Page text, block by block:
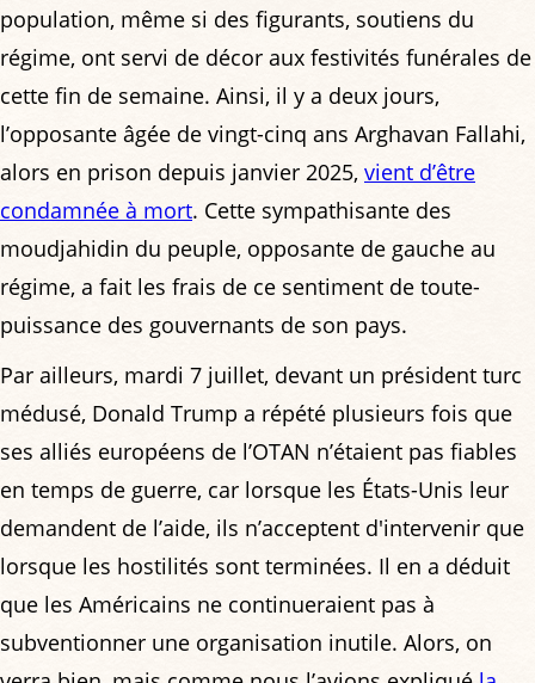
population, même si des figurants, soutiens du
régime, ont servi de décor aux festivités funérales de
cette fin de semaine. Ainsi, il y a deux jours,
l’opposante âgée de vingt-cinq ans Arghavan Fallahi,
alors en prison depuis janvier 2025, vient d’être
condamnée à mort. Cette sympathisante des
moudjahidin du peuple, opposante de gauche au
régime, a fait les frais de ce sentiment de toute-
puissance des gouvernants de son pays.
Par ailleurs, mardi 7 juillet, devant un président turc
médusé, Donald Trump a répété plusieurs fois que
ses alliés européens de l’OTAN n’étaient pas fiables
en temps de guerre, car lorsque les États-Unis leur
demandent de l’aide, ils n’acceptent d'intervenir que
lorsque les hostilités sont terminées. Il en a déduit
que les Américains ne continueraient pas à
subventionner une organisation inutile. Alors, on